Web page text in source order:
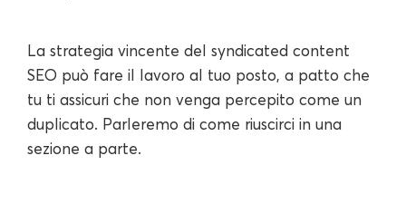
La strategia vincente del syndicated content
SEO può fare il lavoro al tuo posto, a patto che
tu ti assicuri che non venga percepito come un
duplicato. Parleremo di come riuscirci in una
sezione a parte.